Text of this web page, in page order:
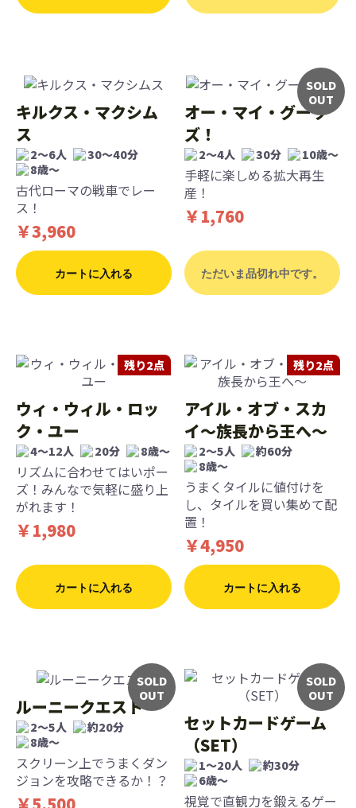
キルクス・マクシム
ス
2～6人
30～40分
8歳〜
古代ローマの戦車でレー
ス！
￥3,960
カートに入れる
SOLD
OUT
オー・マイ・グーッ
ズ！
2～4人 30分 10歳〜
手軽に楽しめる拡大再生
産！
￥1,760
ただいま品切れ中です。
残り2点
ウィ・ウィル・ロッ
ク・ユー
4〜12人 20分 8歳〜
リズムに合わせてはいポー
ズ！みんなで気軽に盛り上
がれます！
￥1,980
カートに入れる
残り2点
アイル・オブ・スカ
イ～族長から王へ～
2〜5人
約60分
8歳〜
うまくタイルに値付けを
し、タイルを買い集めて配
置！
￥4,950
カートに入れる
SOLD
OUT
ルーニークエスト
2～5人
約20分
8歳〜
スクリーン上でうまくダン
ジョンを攻略できるか！？
SOLD
OUT
セットカードゲーム
（SET）
1〜20人
約30分
6歳〜
視覚で直観力を鍛えるゲー